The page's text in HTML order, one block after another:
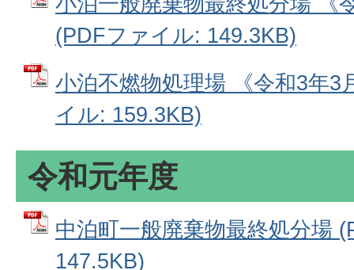
(PDFファイル: 149.3KB)
小泊不燃物処理場 《令和3年3
イル: 159.3KB)
令和元年度
中泊町一般廃棄物最終処分場
147.5KB)